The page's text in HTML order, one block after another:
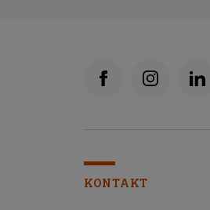
KONTAKT